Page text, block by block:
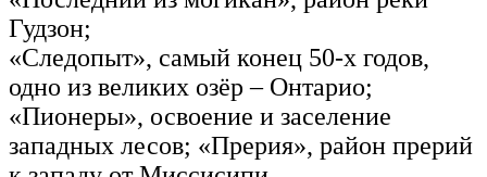
Гудзон;
«Следопыт», самый конец 50-х годов,
одно из великих озёр – Онтарио;
«Пионеры», освоение и заселение
западных лесов; «Прерия», район прерий